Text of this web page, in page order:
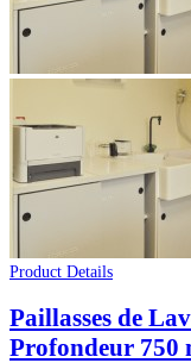
Product Details
Paillasses de
Profondeur 750